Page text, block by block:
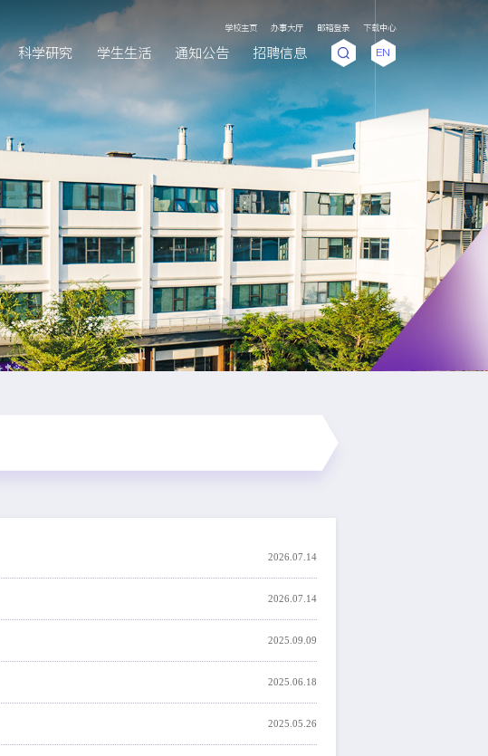
学校主页 办事大厅 邮箱登录 下载中心
科学研究 学生生活 通知公告 招聘信息 EN
2026.07.14
2026.07.14
2025.09.09
2025.06.18
2025.05.26